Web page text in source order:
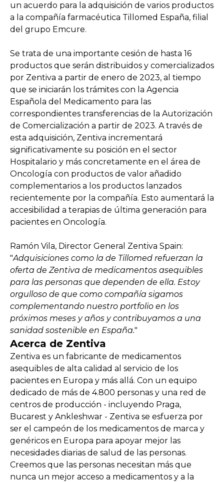
un acuerdo para la adquisición de varios productos
a la compañía farmacéutica Tillomed España, filial
del grupo Emcure.
Se trata de una importante cesión de hasta 16
productos que serán distribuidos y comercializados
por Zentiva a partir de enero de 2023, al tiempo
que se iniciarán los trámites con la Agencia
Española del Medicamento para las
correspondientes transferencias de la Autorización
de Comercialización a partir de 2023. A través de
esta adquisición, Zentiva incrementará
significativamente su posición en el sector
Hospitalario y más concretamente en el área de
Oncología con productos de valor añadido
complementarios a los productos lanzados
recientemente por la compañía. Esto aumentará la
accesibilidad a terapias de última generación para
pacientes en Oncología.
Ramón Vila, Director General Zentiva Spain:
"Adquisiciones como la de Tillomed refuerzan la
oferta de Zentiva de medicamentos asequibles
para las personas que dependen de ella. Estoy
orgulloso de que como compañía sigamos
complementando nuestro portfolio en los
próximos meses y años y contribuyamos a una
sanidad sostenible en España."
Acerca de Zentiva
Zentiva es un fabricante de medicamentos
asequibles de alta calidad al servicio de los
pacientes en Europa y más allá. Con un equipo
dedicado de más de 4.800 personas y una red de
centros de producción - incluyendo Praga,
Bucarest y Ankleshwar - Zentiva se esfuerza por
ser el campeón de los medicamentos de marca y
genéricos en Europa para apoyar mejor las
necesidades diarias de salud de las personas.
Creemos que las personas necesitan más que
nunca un mejor acceso a medicamentos y a la